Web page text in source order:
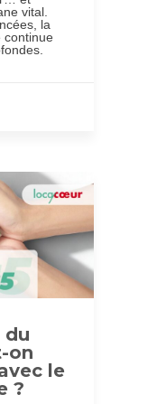
vital.
la
continue
du
on
le
?